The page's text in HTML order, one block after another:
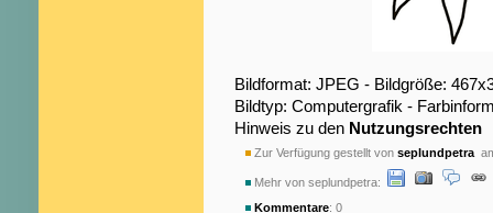
Bildformat: JPEG - Bildgröße:
Bildtyp: Computergrafik -
Hinweis zu den Nutzungsrechten
Zur Verfügung gestellt von seplundpetra
Mehr von seplundpetra:
Kommentare: 0